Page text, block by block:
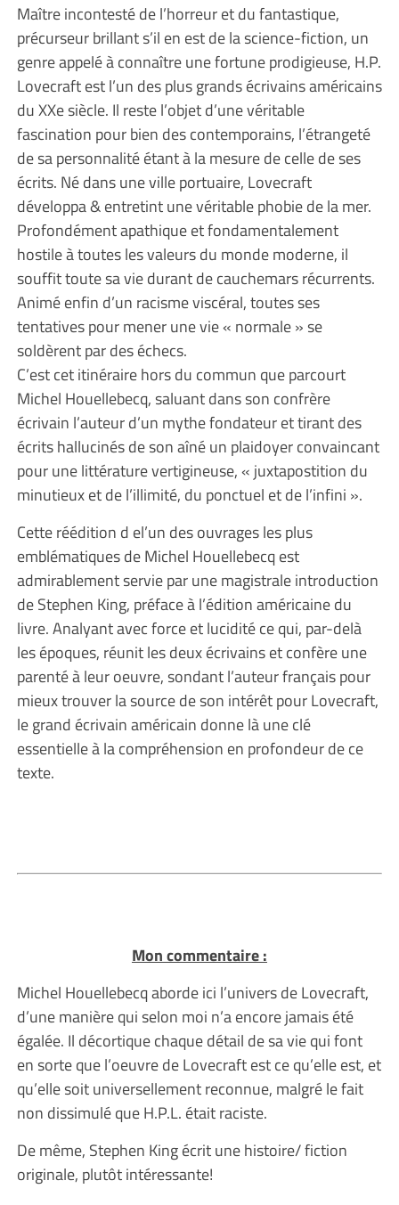
Maître incontesté de l’horreur et du fantastique,
précurseur brillant s’il en est de la science-fiction, un
genre appelé à connaître une fortune prodigieuse, H.P.
Lovecraft est l’un des plus grands écrivains américains
du XXe siècle. Il reste l’objet d’une véritable
fascination pour bien des contemporains, l’étrangeté
de sa personnalité étant à la mesure de celle de ses
écrits. Né dans une ville portuaire, Lovecraft
développa & entretint une véritable phobie de la mer.
Profondément apathique et fondamentalement
hostile à toutes les valeurs du monde moderne, il
souffit toute sa vie durant de cauchemars récurrents.
Animé enfin d’un racisme viscéral, toutes ses
tentatives pour mener une vie « normale » se
soldèrent par des échecs.
C’est cet itinéraire hors du commun que parcourt
Michel Houellebecq, saluant dans son confrère
écrivain l’auteur d’un mythe fondateur et tirant des
écrits hallucinés de son aîné un plaidoyer convaincant
pour une littérature vertigineuse, « juxtapostition du
minutieux et de l’illimité, du ponctuel et de l’infini ».
Cette réédition d el’un des ouvrages les plus
emblématiques de Michel Houellebecq est
admirablement servie par une magistrale introduction
de Stephen King, préface à l’édition américaine du
livre. Analyant avec force et lucidité ce qui, par-delà
les époques, réunit les deux écrivains et confère une
parenté à leur oeuvre, sondant l’auteur français pour
mieux trouver la source de son intérêt pour Lovecraft,
le grand écrivain américain donne là une clé
essentielle à la compréhension en profondeur de ce
texte.
Mon commentaire :
Michel Houellebecq aborde ici l’univers de Lovecraft,
d’une manière qui selon moi n’a encore jamais été
égalée. Il décortique chaque détail de sa vie qui font
en sorte que l’oeuvre de Lovecraft est ce qu’elle est, et
qu’elle soit universellement reconnue, malgré le fait
non dissimulé que H.P.L. était raciste.
De même, Stephen King écrit une histoire/ fiction
originale, plutôt intéressante!